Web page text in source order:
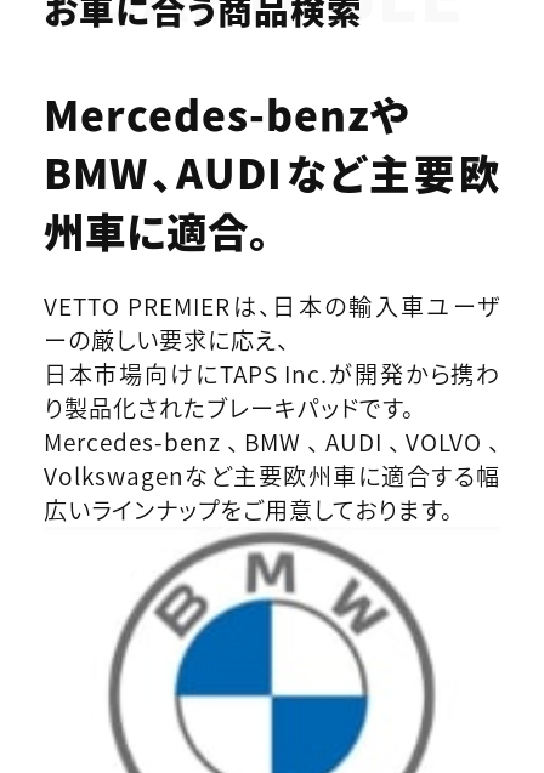
Mercedes-benzや
BMW、AUDIなど主要欧
州車に適合。
VETTO PREMIERは、日本の輸入車ユーザ
ーの厳しい要求に応え、
日本市場向けにTAPS Inc.が開発から携わ
り製品化されたブレーキパッドです。
Mercedes-benz、BMW、AUDI、VOLVO、
Volkswagenなど主要欧州車に適合する幅
広いラインナップをご用意しております。